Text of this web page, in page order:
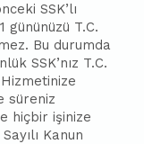
SSK’lı
gününüzü T.C.
Bu durumda
SSK’nız T.C.
süreniz
hiçbir işinize
Kanun